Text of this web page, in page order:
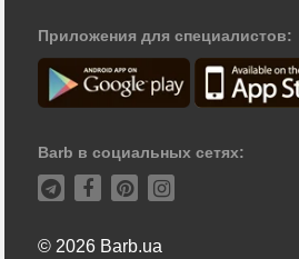
Приложения для специалистов:
Barb в социальных сетях:
© 2026 Barb.ua